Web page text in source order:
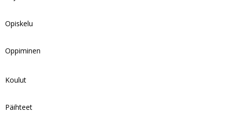
Opiskelu
Oppiminen
Koulut
Päihteet